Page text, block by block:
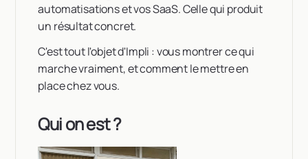
automatisations et vos SaaS. Celle qui produit
un résultat concret.
C'est tout l'objet d'Impli : vous montrer ce qui
marche vraiment, et comment le mettre en
place chez vous.
Qui on est ?